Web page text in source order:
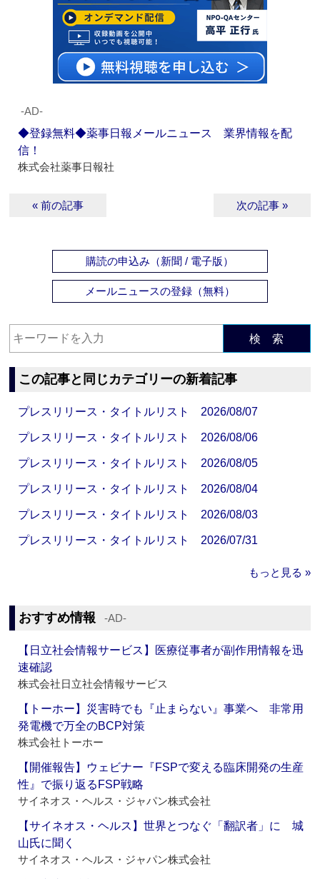
‐AD‐
◆登録無料◆薬事日報メールニュース 業界情報を配
信！
株式会社薬事日報社
« 前の記事 次の記事 »
購読の申込み（新聞 / 電子版）
メールニュースの登録（無料）
検 索
この記事と同じカテゴリーの新着記事
プレスリリース・タイトルリスト 2026/08/07
プレスリリース・タイトルリスト 2026/08/06
プレスリリース・タイトルリスト 2026/08/05
プレスリリース・タイトルリスト 2026/08/04
プレスリリース・タイトルリスト 2026/08/03
プレスリリース・タイトルリスト 2026/07/31
もっと見る »
おすすめ情報 ‐AD‐
【日立社会情報サービス】医療従事者が副作用情報を迅
速確認
株式会社日立社会情報サービス
【トーホー】災害時でも『止まらない』事業へ 非常用
発電機で万全のBCP対策
株式会社トーホー
【開催報告】ウェビナー『FSPで変える臨床開発の生産
性』で振り返るFSP戦略
サイネオス・ヘルス・ジャパン株式会社
【サイネオス・ヘルス】世界とつなぐ「翻訳者」に 城
山氏に聞く
サイネオス・ヘルス・ジャパン株式会社